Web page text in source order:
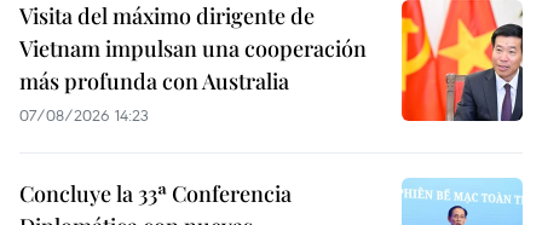
Visita del máximo dirigente de
Vietnam impulsan una cooperación
más profunda con Australia
07/08/2026 14:23
Concluye la 33ª Conferencia